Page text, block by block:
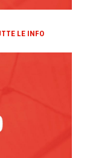
LE INFO